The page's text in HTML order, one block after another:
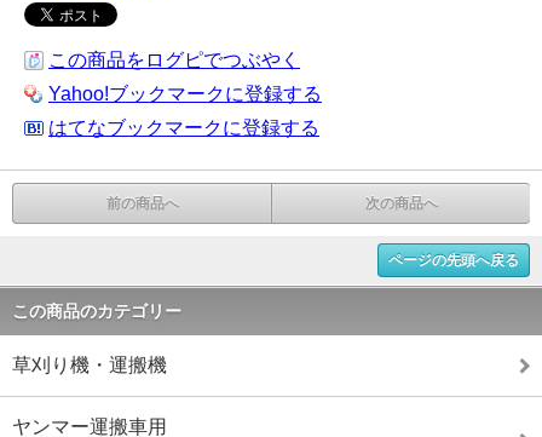
この商品をログピでつぶやく
Yahoo!ブックマークに登録する
はてなブックマークに登録する
前の商品へ 次の商品へ
ページの先頭へ戻る
この商品のカテゴリー
草刈り機・運搬機
ヤンマー運搬車用